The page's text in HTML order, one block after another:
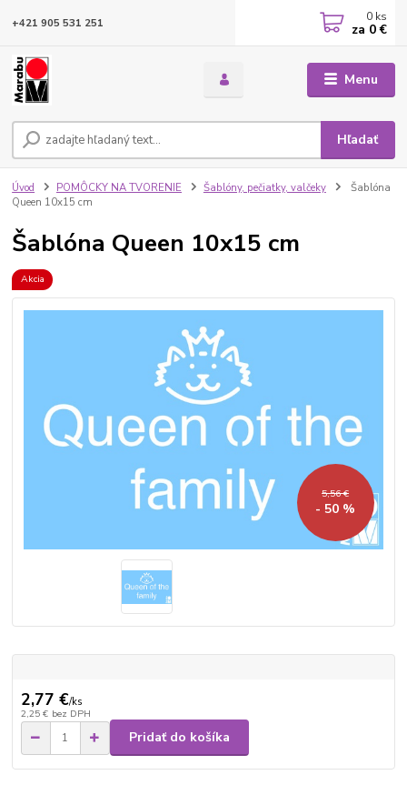
Menu
Hľadať
+421 905 531 251 0 ks
za 0 €
Úvod POMÔCKY NA TVORENIE Šablóny, pečiatky, valčeky
Šablóna
Queen 10x15 cm
Šablóna Queen 10x15 cm
Akcia
5,56 €
- 50 %
2,77 €/ks
2,25 € bez DPH
Pridať do košíka